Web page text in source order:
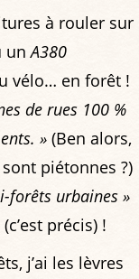
à rouler sur
unA380
vélo… en forêt !
de rues 100 %
» (Ben alors,
piétonnes ?)
forêts urbaines »
précis) !
j’ai les lèvres